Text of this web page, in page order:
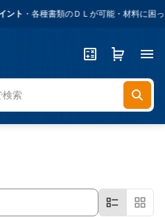
ト・各種書類のＤＬが可能・材料に困った